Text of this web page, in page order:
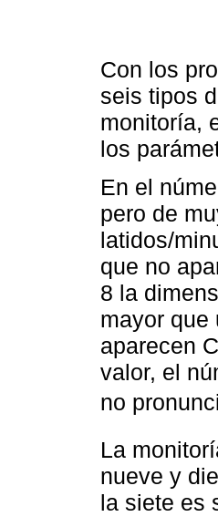
Con los
seis tipos
monitoría,
los
En el
pero de
latidos/
que no
8 la
mayor que
aparecen
valor, el
no
La
nueve y
la siete es